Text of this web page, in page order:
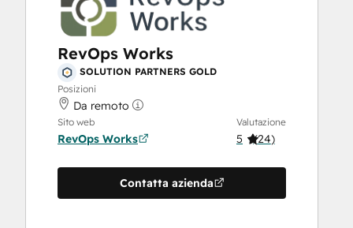
RevOps Works
SOLUTION PARTNERS GOLD
Posizioni
Da remoto
Sito web
RevOps Works
Valutazione
5 (24)
Contatta azienda